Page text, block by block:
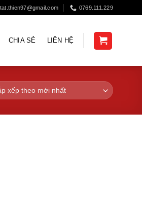
0769.111.229
CHIA SẺ LIÊN HỆ